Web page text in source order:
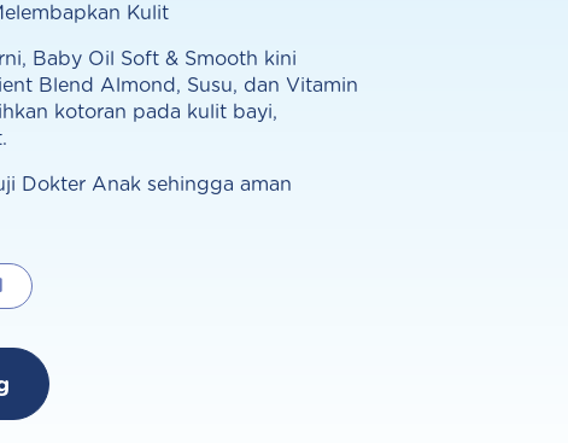
Lihat semua produk
Kulit
Baby Oil Soft & Smooth kini
Blend Almond, Susu, dan Vitamin
kotoran pada kulit bayi,
Dokter Anak sehingga aman